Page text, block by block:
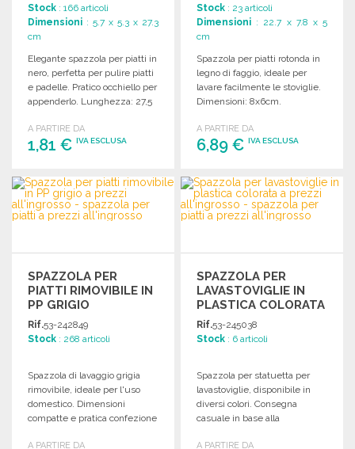
Stock : 166 articoli
Dimensioni : 5.7 x 5.3 x 27.3
cm
Elegante spazzola per piatti in
nero, perfetta per pulire piatti
e padelle. Pratico occhiello per
appenderlo. Lunghezza: 27,5
A PARTIRE DA
1,81 € IVA ESCLUSA
ORDINARE
Richiedi un preventivo
Stock : 23 articoli
Dimensioni : 22.7 x 7.8 x 5
cm
Spazzola per piatti rotonda in
legno di faggio, ideale per
lavare facilmente le stoviglie.
Dimensioni: 8x6cm.
A PARTIRE DA
6,89 €IVA ESCLUSA
ORDINARE
Richiedi un preventivo
SPAZZOLA PER
PIATTI RIMOVIBILE IN
PP GRIGIO
Rif.53-242849
Stock : 268 articoli
Spazzola di lavaggio grigia
rimovibile, ideale per l'uso
domestico. Dimensioni
compatte e pratica confezione
A PARTIRE DA
SPAZZOLA PER
LAVASTOVIGLIE IN
PLASTICA COLORATA
Rif.53-245038
Stock : 6 articoli
Spazzola per statuetta per
lavastoviglie, disponibile in
diversi colori. Consegna
casuale in base alla
A PARTIRE DA